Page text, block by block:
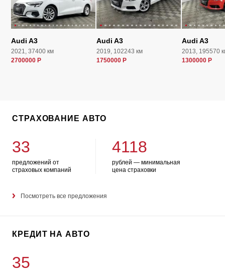
Audi A3
2021, 37400 км
2700000 Р
Audi A3
2019, 102243 км
1750000 Р
Audi A3
2013, 195570
1300000 Р
СТРАХОВАНИЕ АВТО
33
предложений от
страховых компаний
4118
рублей — минимальная
цена страховки
Посмотреть все предложения
КРЕДИТ НА АВТО
35